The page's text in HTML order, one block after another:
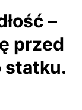
przed
statku.